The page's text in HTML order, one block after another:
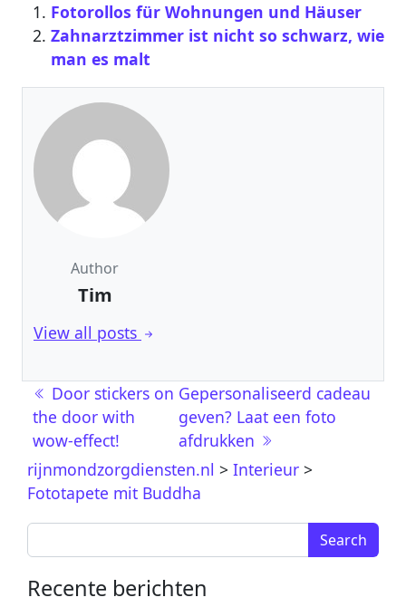
Fotorollos für Wohnungen und Häuser
Zahnarztzimmer ist nicht so schwarz, wie
man es malt
Author
Tim
View all posts
Berichtnavigatie
Door stickers on
the door with
wow-effect!
Gepersonaliseerd cadeau
geven? Laat een foto
afdrukken
rijnmondzorgdiensten.nl > Interieur >
Fototapete mit Buddha
Search for:
Recente berichten